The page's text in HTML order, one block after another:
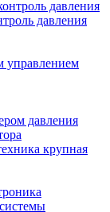
давления
управлением
давления
крупная